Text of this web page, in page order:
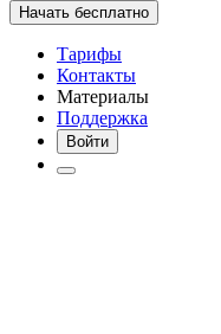
Начать бесплатно
Тарифы
Контакты
Материалы
Поддержка
Войти